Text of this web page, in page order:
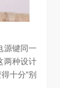
源键同一
两种设计
十分“别
任务助手”的重要